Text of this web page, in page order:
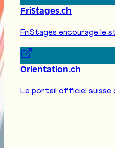
FriStages.ch
FriStages encourage le
Orientation.ch
Le portail officiel suisse